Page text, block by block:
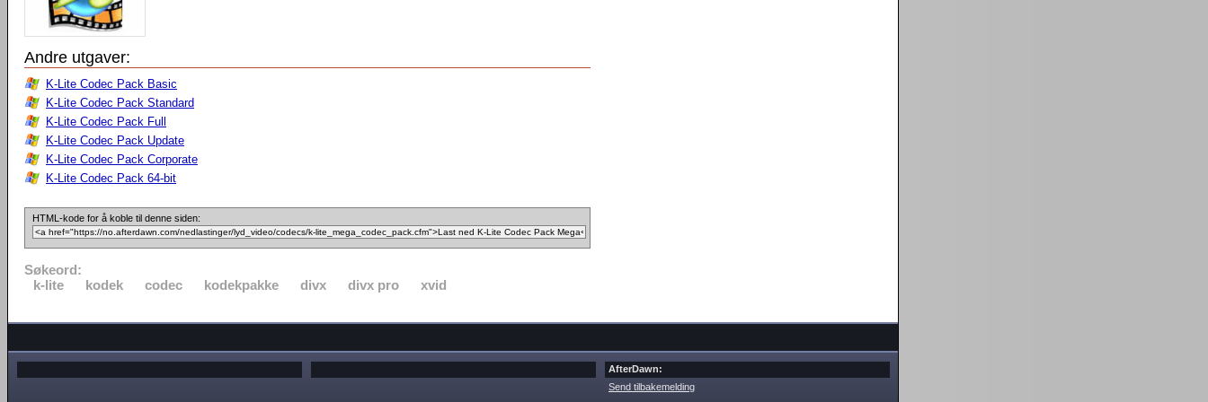
Andre utgaver:
K-Lite Codec Pack Basic
K-Lite Codec Pack Standard
K-Lite Codec Pack Full
K-Lite Codec Pack Update
K-Lite Codec Pack Corporate
K-Lite Codec Pack 64-bit
HTML-kode for å koble til denne siden:
Søkeord:
k-lite
kodek codec kodekpakke divx divx pro xvid
AfterDawn:
Send tilbakemelding